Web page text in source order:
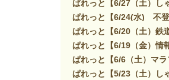
ぱれっと【6/27（土）し
ぱれっと【6/24(水) 不
ぱれっと【6/20（土）鉄
ぱれっと【6/19（金）情
ぱれっと【6/6（土）マラ
ぱれっと【5/23（土）し